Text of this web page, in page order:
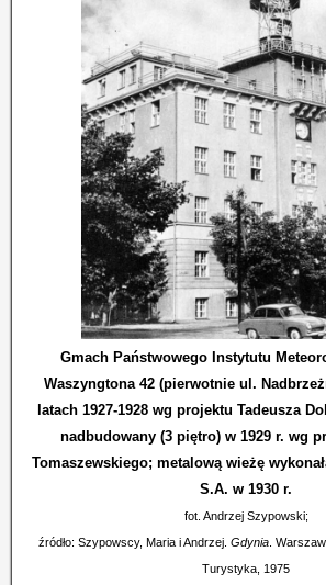
Gmach Państwowego Instytutu
Waszyngtona 42 (pierwotnie ul.
latach 1927-1928 wg projektu Tadeusza
nadbudowany (3 piętro) w 1929 r. wg
Tomaszewskiego; metalową wieżę
S.A. w 1930 r.
fot. Andrzej Szypowski;
źródło: Szypowscy, Maria i Andrzej. Gdynia .
Turystyka, 1975